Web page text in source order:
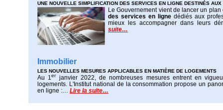
UNE NOUVELLE SIMPLIFICATION DES SERVICES EN LIGNE DESTINÉS
Le Gouvernement vient de lancer un
des services en ligne dédiés aux
mieux les accompagner dans leurs
suite…
Immobilier
LES NOUVELLES MESURES APPLICABLES EN MATIÈRE DE LOGEMENTS
Au 1er
janvier 2022, de nombreuses mesures entrent en
logements. L'Institut national de la consommation propose un
en ligne :… Lire la suite…